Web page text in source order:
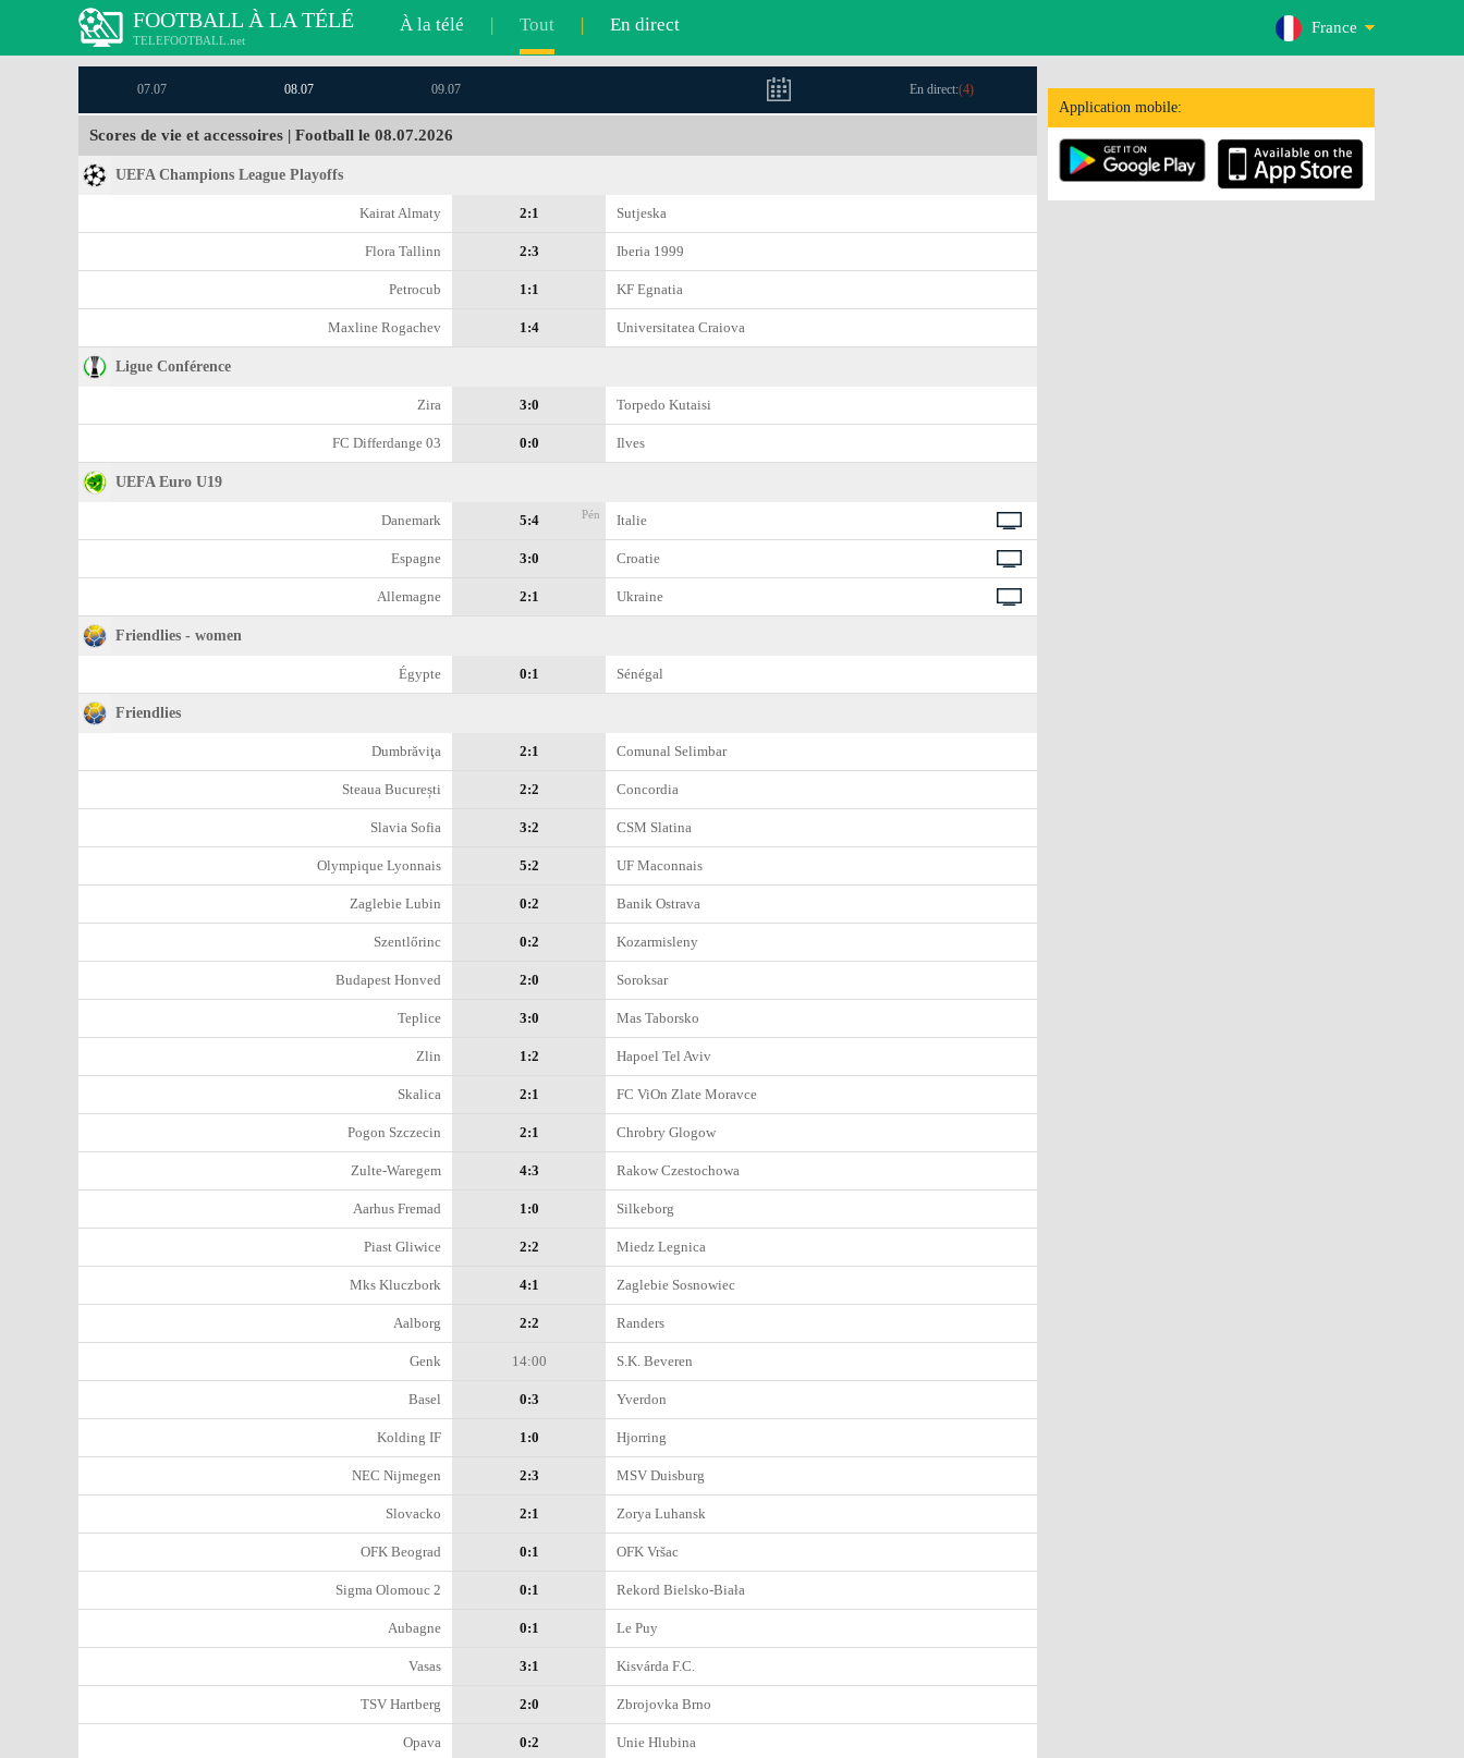
FOOTBALL À LA TÉLÉ
TELEFOOTBALL.net
À la télé | Tout | En direct France
Application mobile:
07.07 08.07 09.07 En direct:(4)
Scores de vie et accessoires | Football le 08.07.2026
UEFA Champions League Playoffs
Kairat Almaty 2:1 Sutjeska
Flora Tallinn 2:3 Iberia 1999
Petrocub 1:1 KF Egnatia
Maxline Rogachev 1:4 Universitatea Craiova
Ligue Conférence
Zira 3:0 Torpedo Kutaisi
FC Differdange 03 0:0 Ilves
UEFA Euro U19
Danemark 5:4 Pén Italie
Espagne 3:0 Croatie
Allemagne 2:1 Ukraine
Friendlies - women
Égypte 0:1 Sénégal
Friendlies
Dumbrăviţa 2:1 Comunal Selimbar
Steaua București 2:2 Concordia
Slavia Sofia 3:2 CSM Slatina
Olympique Lyonnais 5:2 UF Maconnais
Zaglebie Lubin 0:2 Banik Ostrava
Szentlőrinc 0:2 Kozarmisleny
Budapest Honved 2:0 Soroksar
Teplice 3:0 Mas Taborsko
Zlin 1:2 Hapoel Tel Aviv
Skalica 2:1 FC ViOn Zlate Moravce
Pogon Szczecin 2:1 Chrobry Glogow
Zulte-Waregem 4:3 Rakow Czestochowa
Aarhus Fremad 1:0 Silkeborg
Piast Gliwice 2:2 Miedz Legnica
Mks Kluczbork 4:1 Zaglebie Sosnowiec
Aalborg 2:2 Randers
Genk 14:00 S.K. Beveren
Basel 0:3 Yverdon
Kolding IF 1:0 Hjorring
NEC Nijmegen 2:3 MSV Duisburg
Slovacko 2:1 Zorya Luhansk
OFK Beograd 0:1 OFK Vršac
Sigma Olomouc 2 0:1 Rekord Bielsko-Biała
Aubagne 0:1 Le Puy
Vasas 3:1 Kisvárda F.C.
TSV Hartberg 2:0 Zbrojovka Brno
Opava 0:2 Unie Hlubina